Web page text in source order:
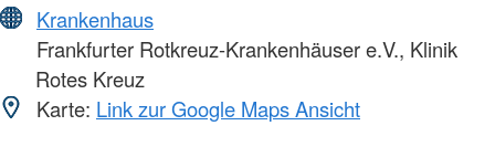
Krankenhaus
Frankfurter Rotkreuz-Krankenhäuser e.V., Klinik
Rotes Kreuz
Karte: Link zur Google Maps Ansicht